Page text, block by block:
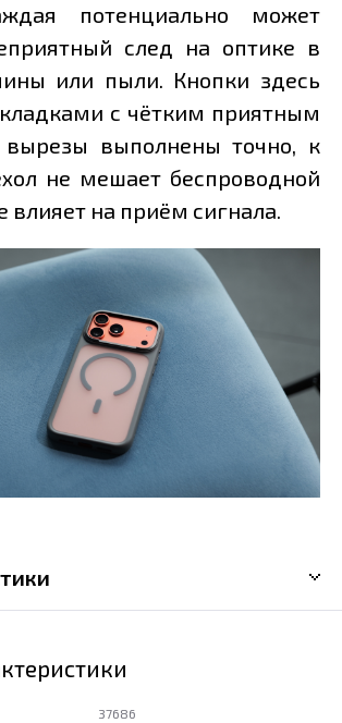
потенциально может
след на оптике в
или пыли. Кнопки здесь
с чётким приятным
выполнены точно, к
не мешает беспроводной
влияет на приём сигнала.
37686